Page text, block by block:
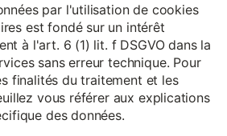
par l'utilisation de cookies
est fondé sur un intérêt
à l'art. 6 (1) lit. f DSGVO dans la
sans erreur technique. Pour
finalités du traitement et les
vous référer aux explications
des données.